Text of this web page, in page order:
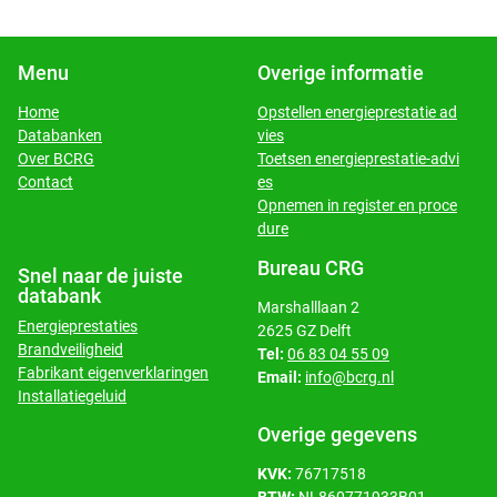
Menu
Home
Databanken
​​​​​​​Over BCRG
​​​​​​​Contact
Overige informatie
Opstellen energieprestatie ad
vies
Toetsen energieprestatie-advi
es
Opnemen in register en proce
dure
Snel naar de juiste
databank
Energieprestaties
Brandveiligheid
Fabrikant eigenverklaringen
Installatiegeluid
Bureau CRG
Marshalllaan 2
2625 GZ Delft
Tel: 06 83 04 55 09
Email: info@bcrg.nl
Overige gegevens
KVK: 76717518